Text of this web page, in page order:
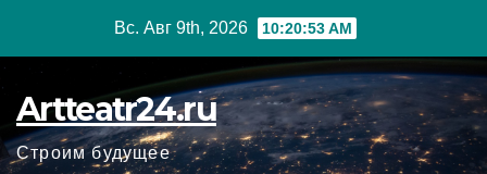
Вс. Авг 9th, 2026 10:20:54 AM
Artteatr24.ru
Строим будущее